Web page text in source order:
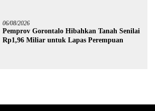
06/08/2026
Pemprov Gorontalo Hibahkan Tanah Senilai
Rp1,96 Miliar untuk Lapas Perempuan